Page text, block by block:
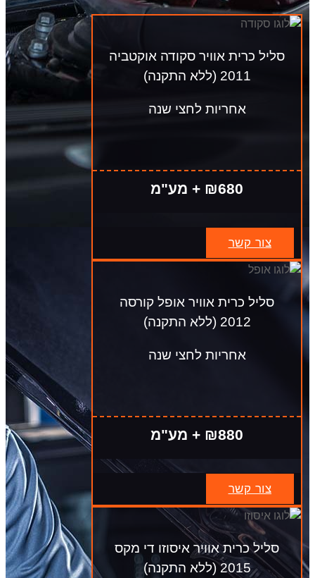
סליל כרית אוויר סקודה אוקטביה
2011 (ללא התקנה)
אחריות לחצי שנה
₪680 + מע"מ
צור קשר
סליל כרית אוויר אופל קורסה
2012 (ללא התקנה)
אחריות לחצי שנה
₪880 + מע"מ
צור קשר
סליל כרית אוויר איסוזו די מקס
2015 (ללא התקנה)